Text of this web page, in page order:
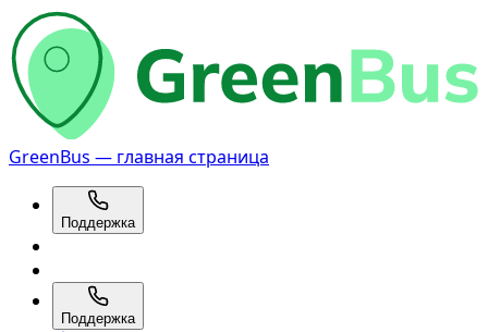
GreenBus — главная страница
Поддержка
Поддержка